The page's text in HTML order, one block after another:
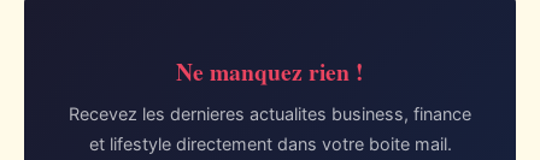
Ne manquez rien !
Recevez les dernieres actualites business, finance
et lifestyle directement dans votre boite mail.